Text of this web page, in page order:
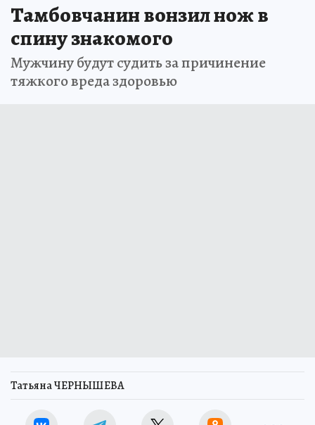
Тамбовчанин вонзил нож в
спину знакомого
Мужчину будут судить за причинение
тяжкого вреда здоровью
Татьяна ЧЕРНЫШЕВА